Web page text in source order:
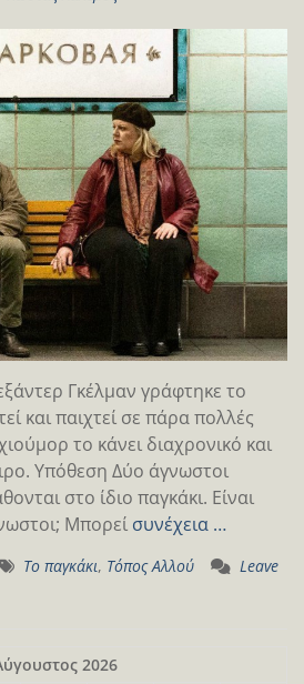
Γκέλμαν γράφτηκε το
και παιχτεί σε πάρα πολλές
το κάνει διαχρονικό και
Υπόθεση Δύο άγνωστοι
στο ίδιο παγκάκι. Είναι
Μπορεί συνέχεια …
Το παγκάκι, Τόπος Αλλού
Leave
2026